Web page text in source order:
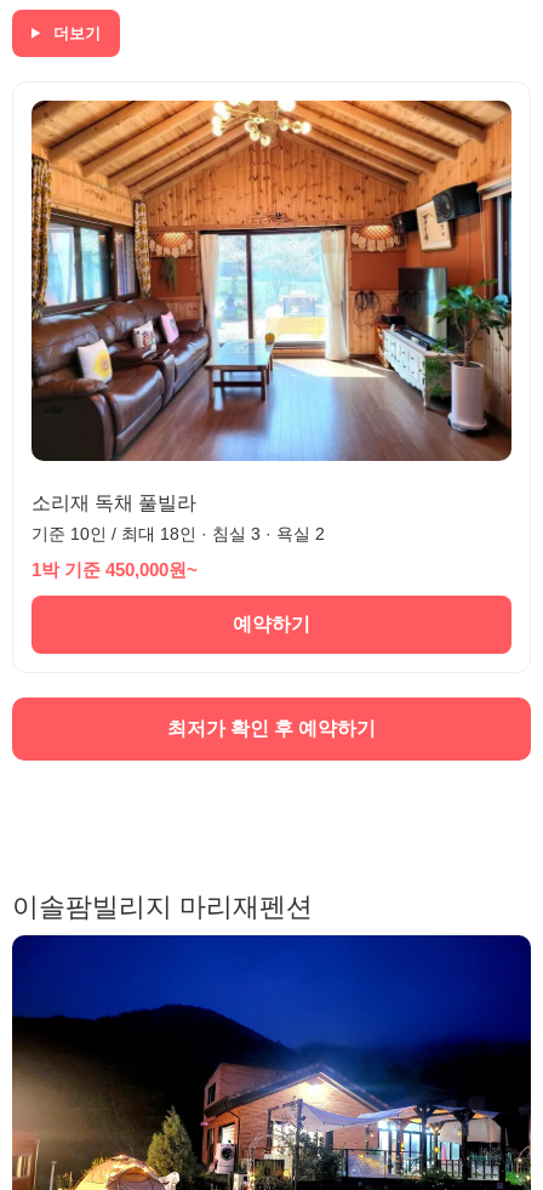
더보기
소리재 독채 풀빌라
기준 10인 / 최대 18인 · 침실 3 · 욕실 2
1박 기준 450,000원~
예약하기
최저가 확인 후 예약하기
이솔팜빌리지 마리재펜션